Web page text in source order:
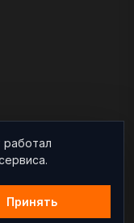
Принять